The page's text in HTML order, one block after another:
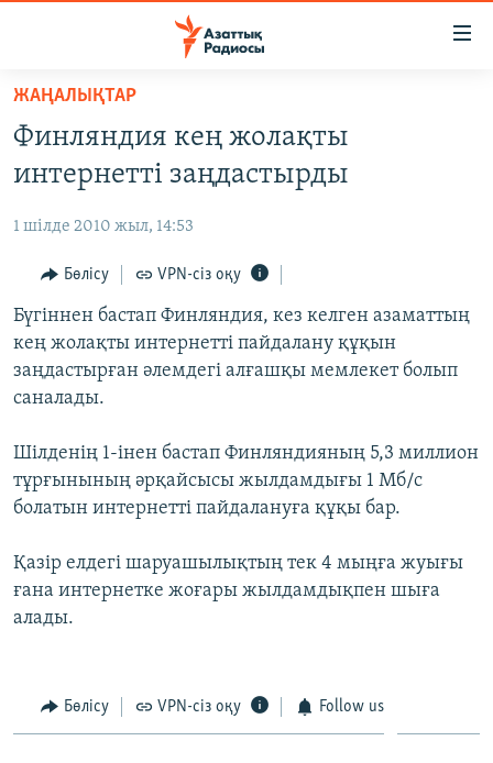
Skip
main
content
to
Navigation
Skip
to
Search
AZATTYQTV
ҚАҢТАР ОҚИҒАСЫ
АДАМ ҚҰҚЫҚТАРЫ
ӘЛЕУМЕТ
ӘЛЕМ
АРНАЙЫ ЖОБАЛАР
Русский
ЖАЗЫЛЫҢЫЗ
Басқа тілдерде
ЖАҢАЛЫҚТАР
Финляндия кең жолақты
интернетті заңдастырды
1 шілде 2010 жыл, 14:53
Бөлісу VPN-сіз оқу
Бүгіннен бастап Финляндия, кез келген азаматтың
кең жолақты интернетті пайдалану құқын
заңдастырған әлемдегі алғашқы мемлекет болып
саналады.
Шілденің 1-інен бастап Финляндияның 5,3 миллион
тұрғынының әрқайсысы жылдамдығы 1 Мб/с
болатын интернетті пайдалануға құқы бар.
Қазір елдегі шаруашылықтың тек 4 мыңға жуығы
ғана интернетке жоғары жылдамдықпен шыға
алады.
Бөлісу VPN-сіз оқу Follow us